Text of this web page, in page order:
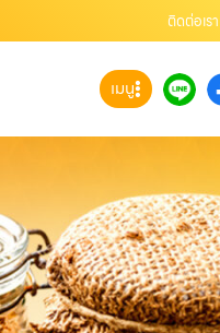
ติดต่อเรา
เมนู